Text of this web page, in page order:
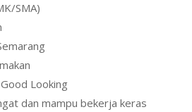
SMA)
Looking
dan mampu bekerja keras